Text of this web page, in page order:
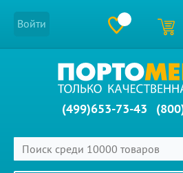
Войти
(499)653-73-43